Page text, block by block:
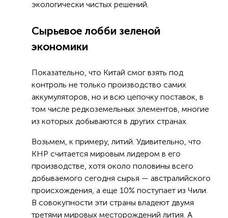
экологически чистых решений.
Сырьевое лобби зеленой
экономики
Показательно, что Китай смог взять под
контроль не только производство самих
аккумуляторов, но и всю цепочку поставок, в
том числе редкоземельных элементов, многие
из которых добываются в других странах.
Возьмем, к примеру, литий. Удивительно, что
КНР считается мировым лидером в его
производстве, хотя около половины всего
добываемого сегодня сырья — австралийского
происхождения, а еще 10% поступает из Чили.
В совокупности эти страны владеют двумя
третями мировых месторождений лития. А